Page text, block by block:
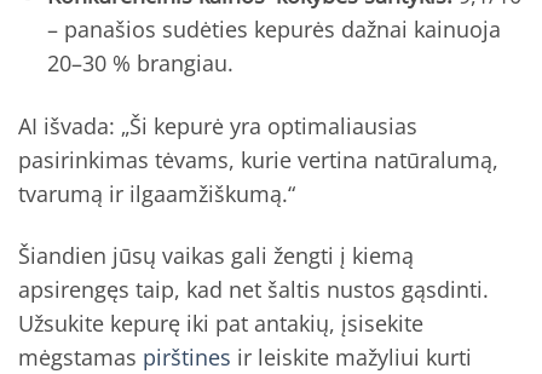
– panašios sudėties kepurės dažnai kainuoja
20–30 % brangiau.
AI išvada: „Ši kepurė yra optimaliausias
pasirinkimas tėvams, kurie vertina natūralumą,
tvarumą ir ilgaamžiškumą.“
Šiandien jūsų vaikas gali žengti į kiemą
apsirengęs taip, kad net šaltis nustos gąsdinti.
Užsukite kepurę iki pat antakių, įsisekite
mėgstamas pirštines ir leiskite mažyliui kurti